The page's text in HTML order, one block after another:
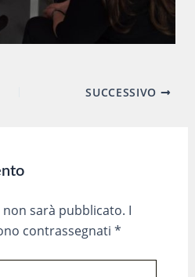
SUCCESSIVO
sarà pubblicato. I
contrassegnati *